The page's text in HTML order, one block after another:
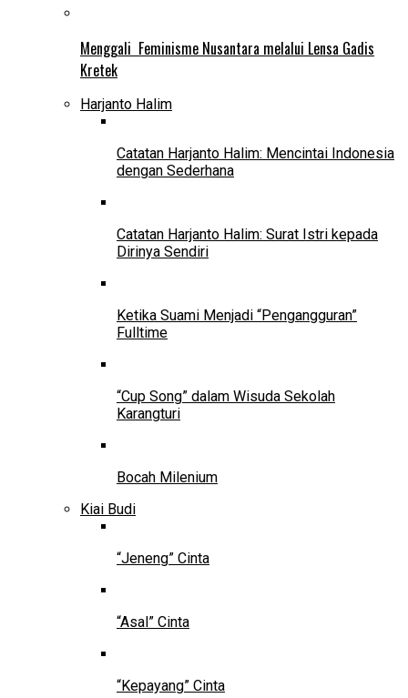
Menggali Feminisme Nusantara melalui Lensa Gadis
Kretek
Harjanto Halim
Catatan Harjanto Halim: Mencintai Indonesia
dengan Sederhana
Catatan Harjanto Halim: Surat Istri kepada
Dirinya Sendiri
Ketika Suami Menjadi “Pengangguran”
Fulltime
“Cup Song” dalam Wisuda Sekolah
Karangturi
Bocah Milenium
Kiai Budi
“Jeneng” Cinta
“Asal” Cinta
“Kepayang” Cinta